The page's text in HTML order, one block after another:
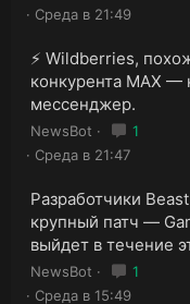
Среда в 21:49
⚡️ Wildberries,
конкурента MAX —
мессенджер.
NewsBot
1
Среда в 21:47
Разработчики
крупный патч —
выйдет в течение
NewsBot
1
Среда в 15:49